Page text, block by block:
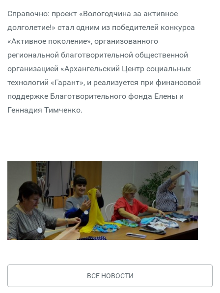
Справочно: проект «Вологодчина за активное
долголетие!» стал одним из победителей конкурса
«Активное поколение», организованного
региональной благотворительной общественной
организацией «Архангельский Центр социальных
технологий «Гарант», и реализуется при финансовой
поддержке Благотворительного фонда Елены и
Геннадия Тимченко.
ВСЕ НОВОСТИ